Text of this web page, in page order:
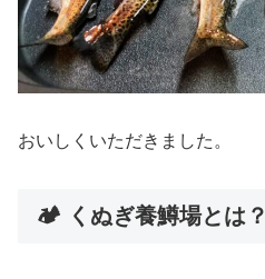
おいしくいただきました。
🏕️ くぬぎ養鱒場とは？